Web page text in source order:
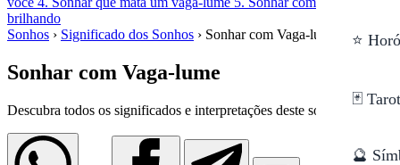
⭐
🃏
🔮
brilhando
Sonhos › Significado dos Sonhos › Sonhar com Vaga-lume
Sonhar com Vaga-lume
Descubra todos os significados e interpretações deste sonho.